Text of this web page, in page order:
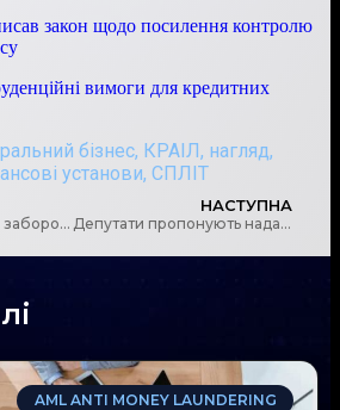
закон щодо посилення контролю
вимоги для кредитних
бізнес, КРАІЛ, нагляд,
установи, СПЛІТ
Які є обмеження та заборони стосовно найменування юридичної особи
НАСТУПНА
Депутати пропонують надати доступ до документів з Демографічного реєстру
AML ANTI MONEY LAUNDERING